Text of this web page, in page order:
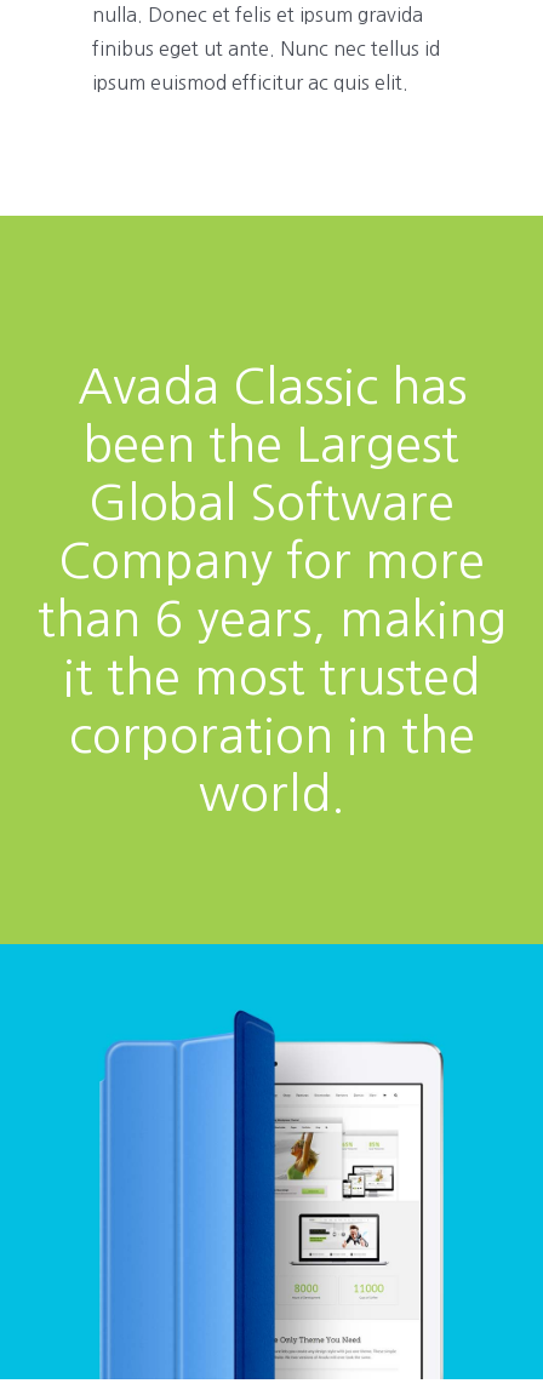
nulla. Donec et felis et ipsum gravida
finibus eget ut ante. Nunc nec tellus id
ipsum euismod efficitur ac quis elit.
Avada Classic has
been the Largest
Global Software
Company for more
than 6 years, making
it the most trusted
corporation in the
world.